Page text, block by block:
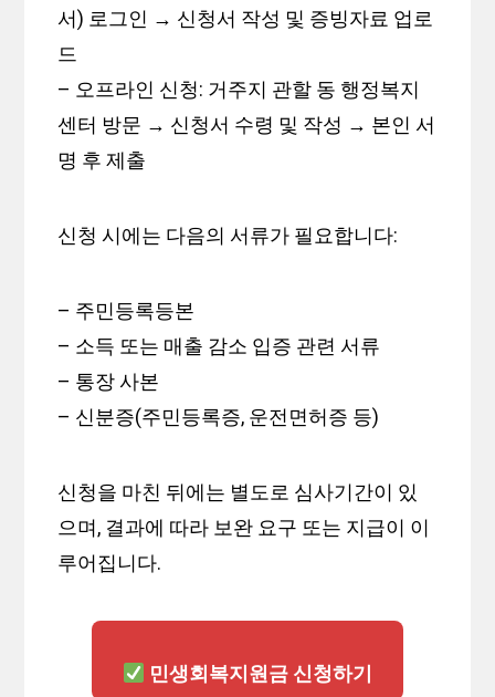
서) 로그인 → 신청서 작성 및 증빙자료 업로
드
– 오프라인 신청: 거주지 관할 동 행정복지
센터 방문 → 신청서 수령 및 작성 → 본인 서
명 후 제출
신청 시에는 다음의 서류가 필요합니다:
– 주민등록등본
– 소득 또는 매출 감소 입증 관련 서류
– 통장 사본
– 신분증(주민등록증, 운전면허증 등)
신청을 마친 뒤에는 별도로 심사기간이 있
으며, 결과에 따라 보완 요구 또는 지급이 이
루어집니다.
민생회복지원금 신청하기